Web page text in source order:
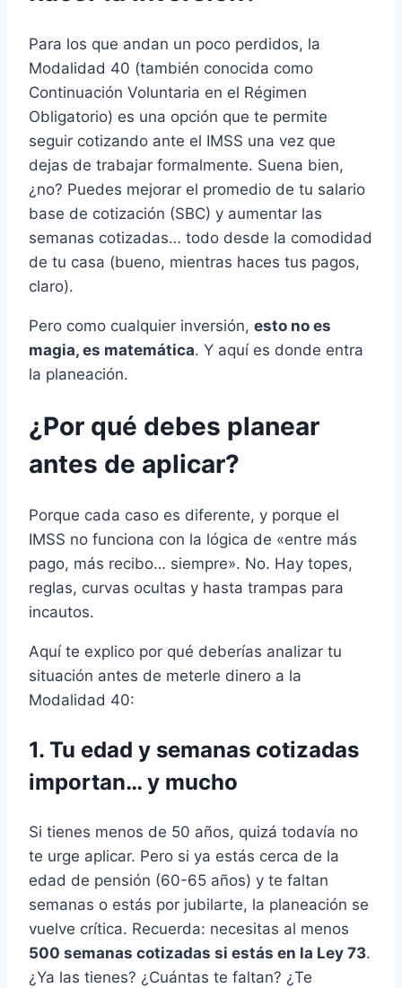
Para los que andan un poco perdidos, la
Modalidad 40 (también conocida como
Continuación Voluntaria en el Régimen
Obligatorio) es una opción que te permite
seguir cotizando ante el IMSS una vez que
dejas de trabajar formalmente. Suena bien,
¿no? Puedes mejorar el promedio de tu salario
base de cotización (SBC) y aumentar las
semanas cotizadas… todo desde la comodidad
de tu casa (bueno, mientras haces tus pagos,
claro).
Pero como cualquier inversión, esto no es
magia, es matemática. Y aquí es donde entra
la planeación.
¿Por qué debes planear
antes de aplicar?
Porque cada caso es diferente, y porque el
IMSS no funciona con la lógica de «entre más
pago, más recibo… siempre». No. Hay topes,
reglas, curvas ocultas y hasta trampas para
incautos.
Aquí te explico por qué deberías analizar tu
situación antes de meterle dinero a la
Modalidad 40:
1. Tu edad y semanas cotizadas
importan… y mucho
Si tienes menos de 50 años, quizá todavía no
te urge aplicar. Pero si ya estás cerca de la
edad de pensión (60-65 años) y te faltan
semanas o estás por jubilarte, la planeación se
vuelve crítica. Recuerda: necesitas al menos
500 semanas cotizadas si estás en la Ley 73.
¿Ya las tienes? ¿Cuántas te faltan? ¿Te